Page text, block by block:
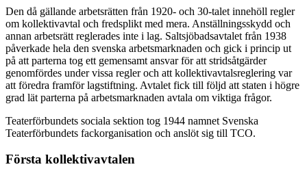
Den då gällande arbetsrätten från 1920- och 30-talet innehöll regler
om kollektivavtal och fredsplikt med mera. Anställningsskydd och
annan arbetsrätt reglerades inte i lag. Saltsjöbadsavtalet från 1938
påverkade hela den svenska arbetsmarknaden och gick i princip ut
på att parterna tog ett gemensamt ansvar för att stridsåtgärder
genomfördes under vissa regler och att kollektivavtalsreglering var
att föredra framför lagstiftning. Avtalet fick till följd att staten i högre
grad lät parterna på arbetsmarknaden avtala om viktiga frågor.
Teaterförbundets sociala sektion tog 1944 namnet Svenska
Teaterförbundets fackorganisation och anslöt sig till TCO.
Första kollektivavtalen